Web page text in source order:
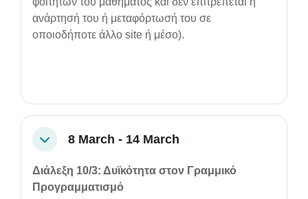
ανάρτησή του ή μεταφόρτωσή του σε
οποιοδήποτε άλλο site ή μέσο).
Collapse8 March - 14 March
Διάλεξη 10/3: Δυϊκότητα στον Γραμμικό
Προγραμματισμό